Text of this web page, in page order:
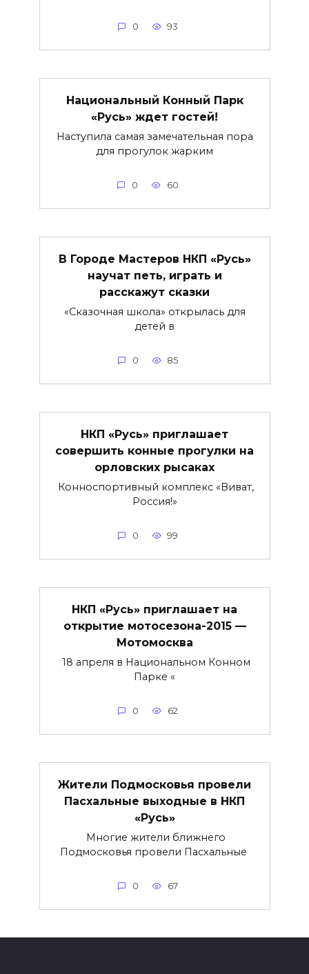
0 93
Национальный Конный Парк
«Русь» ждет гостей!
Наступила самая замечательная пора
для прогулок жарким
0 60
В Городе Мастеров НКП «Русь»
научат петь, играть и
расскажут сказки
«Сказочная школа» открылась для
детей в
0 85
НКП «Русь» приглашает
совершить конные прогулки на
орловских рысаках
Конноспортивный комплекс «Виват,
Россия!»
0 99
НКП «Русь» приглашает на
открытие мотосезона-2015 —
Мотомосква
18 апреля в Национальном Конном
Парке «
0 62
Жители Подмосковья провели
Пасхальные выходные в НКП
«Русь»
Многие жители ближнего
Подмосковья провели Пасхальные
0 67